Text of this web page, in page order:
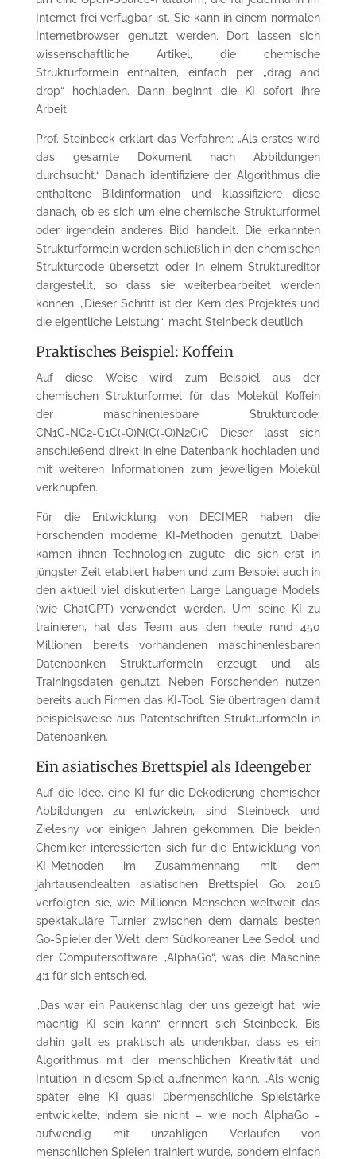
Internet frei verfügbar ist. Sie kann in einem normalen
Internetbrowser genutzt werden. Dort lassen sich
wissenschaftliche Artikel, die chemische
Strukturformeln enthalten, einfach per „drag and
drop“ hochladen. Dann beginnt die KI sofort ihre
Arbeit.
Prof. Steinbeck erklärt das Verfahren: „Als erstes wird
das gesamte Dokument nach Abbildungen
durchsucht.“ Danach identifiziere der Algorithmus die
enthaltene Bildinformation und klassifiziere diese
danach, ob es sich um eine chemische Strukturformel
oder irgendein anderes Bild handelt. Die erkannten
Strukturformeln werden schließlich in den chemischen
Strukturcode übersetzt oder in einem Struktureditor
dargestellt, so dass sie weiterbearbeitet werden
können. „Dieser Schritt ist der Kern des Projektes und
die eigentliche Leistung“, macht Steinbeck deutlich.
Praktisches Beispiel: Koffein
Auf diese Weise wird zum Beispiel aus der
chemischen Strukturformel für das Molekül Koffein
der maschinenlesbare Strukturcode:
CN1C=NC2=C1C(=O)N(C(=O)N2C)C Dieser lässt sich
anschließend direkt in eine Datenbank hochladen und
mit weiteren Informationen zum jeweiligen Molekül
verknüpfen.
Für die Entwicklung von DECIMER haben die
Forschenden moderne KI-Methoden genutzt. Dabei
kamen ihnen Technologien zugute, die sich erst in
jüngster Zeit etabliert haben und zum Beispiel auch in
den aktuell viel diskutierten Large Language Models
(wie ChatGPT) verwendet werden. Um seine KI zu
trainieren, hat das Team aus den heute rund 450
Millionen bereits vorhandenen maschinenlesbaren
Datenbanken Strukturformeln erzeugt und als
Trainingsdaten genutzt. Neben Forschenden nutzen
bereits auch Firmen das KI-Tool. Sie übertragen damit
beispielsweise aus Patentschriften Strukturformeln in
Datenbanken.
Ein asiatisches Brettspiel als Ideengeber
Auf die Idee, eine KI für die Dekodierung chemischer
Abbildungen zu entwickeln, sind Steinbeck und
Zielesny vor einigen Jahren gekommen. Die beiden
Chemiker interessierten sich für die Entwicklung von
KI-Methoden im Zusammenhang mit dem
jahrtausendealten asiatischen Brettspiel Go. 2016
verfolgten sie, wie Millionen Menschen weltweit das
spektakuläre Turnier zwischen dem damals besten
Go-Spieler der Welt, dem Südkoreaner Lee Sedol, und
der Computersoftware „AlphaGo“, was die Maschine
4:1 für sich entschied.
„Das war ein Paukenschlag, der uns gezeigt hat, wie
mächtig KI sein kann“, erinnert sich Steinbeck. Bis
dahin galt es praktisch als undenkbar, dass es ein
Algorithmus mit der menschlichen Kreativität und
Intuition in diesem Spiel aufnehmen kann. „Als wenig
später eine KI quasi übermenschliche Spielstärke
entwickelte, indem sie nicht – wie noch AlphaGo –
aufwendig mit unzähligen Verläufen von
menschlichen Spielen trainiert wurde, sondern einfach